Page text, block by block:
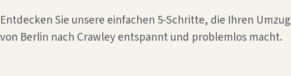
Entdecken Sie unsere einfachen 5-Schritte, die Ihren Umzug
von Berlin nach Crawley entspannt und problemlos macht.